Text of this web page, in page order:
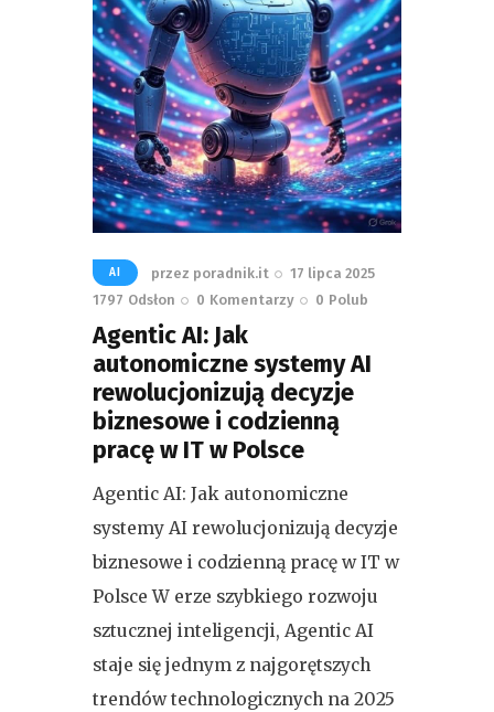
AI przez poradnik.it
17 lipca 2025
1797 Odsłon 0 Komentarzy 0 Polub
Agentic AI: Jak
autonomiczne systemy AI
rewolucjonizują decyzje
biznesowe i codzienną
pracę w IT w Polsce
Agentic AI: Jak autonomiczne
systemy AI rewolucjonizują decyzje
biznesowe i codzienną pracę w IT w
Polsce W erze szybkiego rozwoju
sztucznej inteligencji, Agentic AI
staje się jednym z najgorętszych
trendów technologicznych na 2025